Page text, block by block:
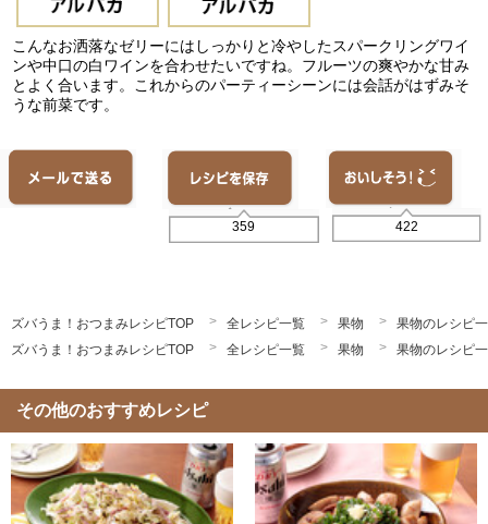
こんなお洒落なゼリーにはしっかりと冷やしたスパークリングワイ
ンや中口の白ワインを合わせたいですね。フルーツの爽やかな甘み
とよく合います。これからのパーティーシーンには会話がはずみそ
うな前菜です。
359 422
ズバうま！おつまみレシピTOP 全レシピ一覧 果物
果物のレシピ
ズバうま！おつまみレシピTOP
全レシピ一覧 果物 果物のレシピ
その他のおすすめレシピ